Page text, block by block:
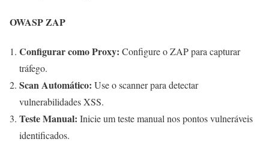
OWASP ZAP
Configurar como Proxy: Configure o ZAP para capturar
tráfego.
Scan Automático: Use o scanner para detectar
vulnerabilidades XSS.
Teste Manual: Inicie um teste manual nos pontos vulneráveis
identificados.